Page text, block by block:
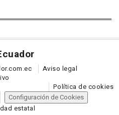
Aviso legal
Política de cookies
Configuración de Cookies
estatal